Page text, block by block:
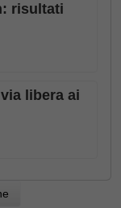
risultati
libera ai